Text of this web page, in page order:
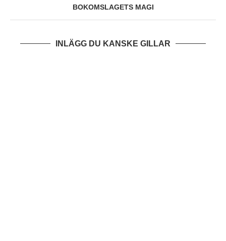
BOKOMSLAGETS MAGI
INLÄGG DU KANSKE GILLAR